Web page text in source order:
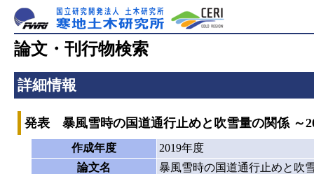
論文・刊行物検索
詳細情報
発表 暴風雪時の国道通行止めと吹雪量の関係 ～
作成年度
2019年度
論文名
暴風雪時の国道通行止めと吹